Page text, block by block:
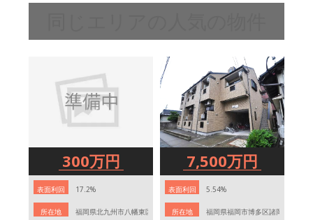
香台1丁目28-12
300万円
表面利回
り
17.2%
所在地 福岡県北九州市八幡東区荒手２丁目９−９
7,500万円
表面利回
り
5.54%
所在地 福岡県福岡市博多区諸岡5-14-15